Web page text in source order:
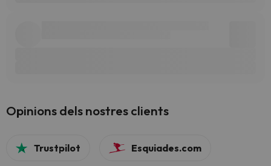
Opinions dels nostres clients
Trustpilot Esquiades.com